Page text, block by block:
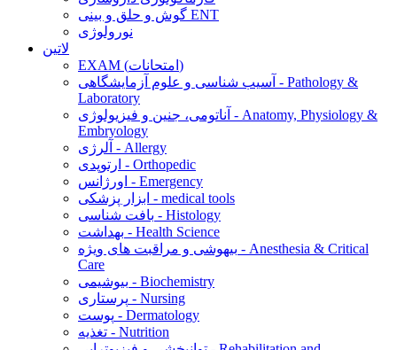
گوش و حلق و بینی ENT
نورولوژی
لاتین
EXAM (امتحانات)
آسیب شناسی و علوم آزمایشگاهی - Pathology &
Laboratory
آناتومی، جنین و فیزیولوژی - Anatomy, Physiology &
Embryology
آلرژی - Allergy
ارتوپدی - Orthopedic
اورژانس - Emergency
ابزار پزشکی - medical tools
بافت شناسی - Histology
بهداشت - Health Science
بیهوشی و مراقبت های ویژه - Anesthesia & Critical
Care
بیوشیمی - Biochemistry
پرستاری - Nursing
پوست - Dermatology
تغذیه - Nutrition